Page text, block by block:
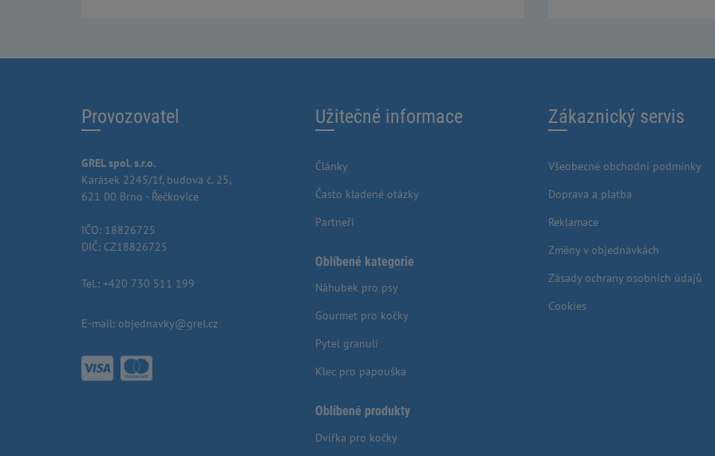
Provozovatel
GREL spol. s.r.o.
Karásek 2245/1f, budova č. 25,
621 00 Brno - Řečkovice
IČO: 18826725
DIČ: CZ18826725
Tel.: +420 730 511 199
E-mail: objednavky@grel.cz
Užitečné informace
Články
Často kladené otázky
Partneři
Oblíbené kategorie
Náhubek pro psy
Gourmet pro kočky
Pytel granulí
Klec pro papouška
Oblíbené produkty
Dvířka pro kočky
Zákaznický servis
Všeobecné obchodní podmínky
Doprava a platba
Reklamace
Změny v objednávkách
Zásady ochrany osobních údajů
Cookies